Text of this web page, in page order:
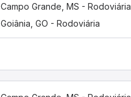
Campo Grande, MS - Rodoviária
Goiânia, GO - Rodoviária